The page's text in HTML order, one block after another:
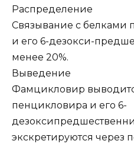
Распределение
Связывание с белками
и его 6-дезокси-
менее 20%.
Выведение
Фамцикловир
пенцикловира и его 6-
экскретируются через